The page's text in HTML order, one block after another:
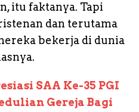
itu faktanya. Tapi
dan terutama
bekerja di dunia
SAA Ke-35 PGI
Gereja Bagi